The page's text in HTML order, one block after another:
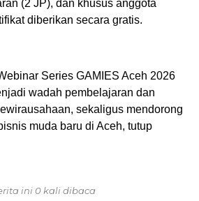
(2 JP), dan khusus anggota
diberikan secara gratis.
Series GAMIES Aceh 2026
wadah pembelajaran dan
sekaligus mendorong
muda baru di Aceh, tutup
ini 0 kali dibaca